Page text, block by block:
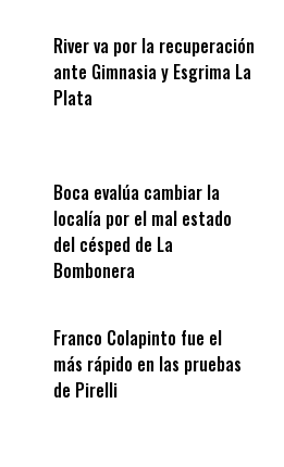
River va por la recuperación
ante Gimnasia y Esgrima La
Plata
Boca evalúa cambiar la
localía por el mal estado
del césped de La
Bombonera
Franco Colapinto fue el
más rápido en las pruebas
de Pirelli